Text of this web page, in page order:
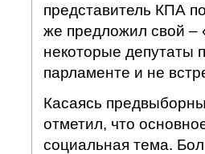
представитель КПА
же предложил свой –
некоторые депутаты
парламенте и не
Касаясь
отметил, что
социальная тема.